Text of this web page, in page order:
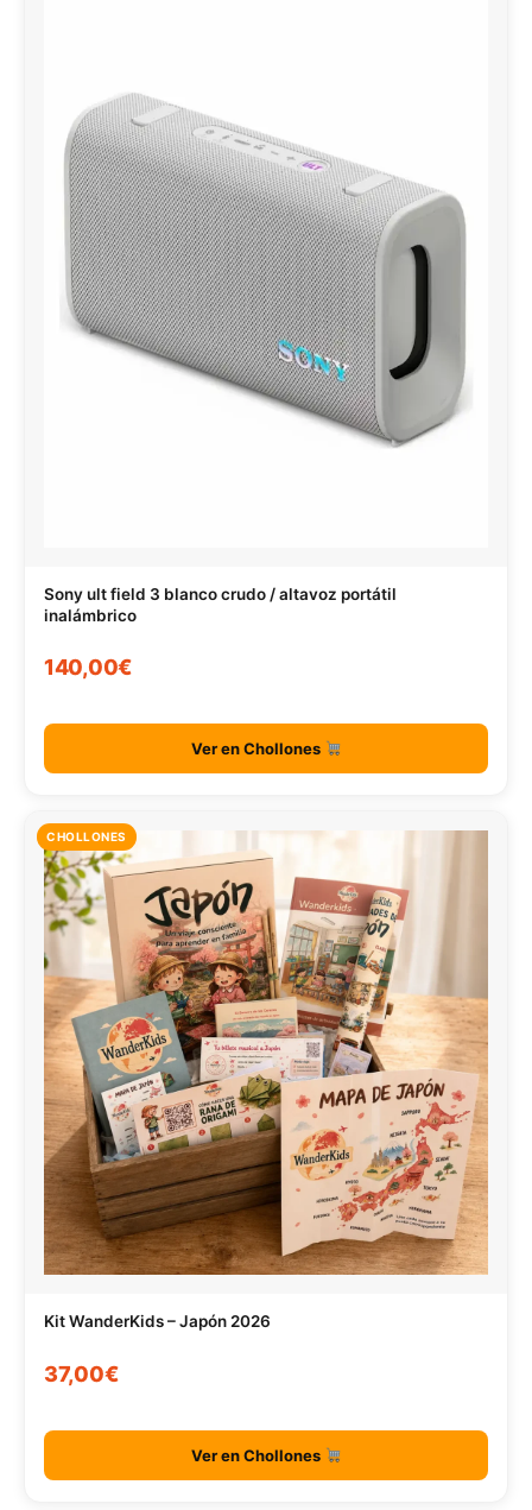
Sony ult field 3 blanco crudo / altavoz portátil
inalámbrico
140,00€
Ver en Chollones
CHOLLONES
Kit WanderKids – Japón 2026
37,00€
Ver en Chollones